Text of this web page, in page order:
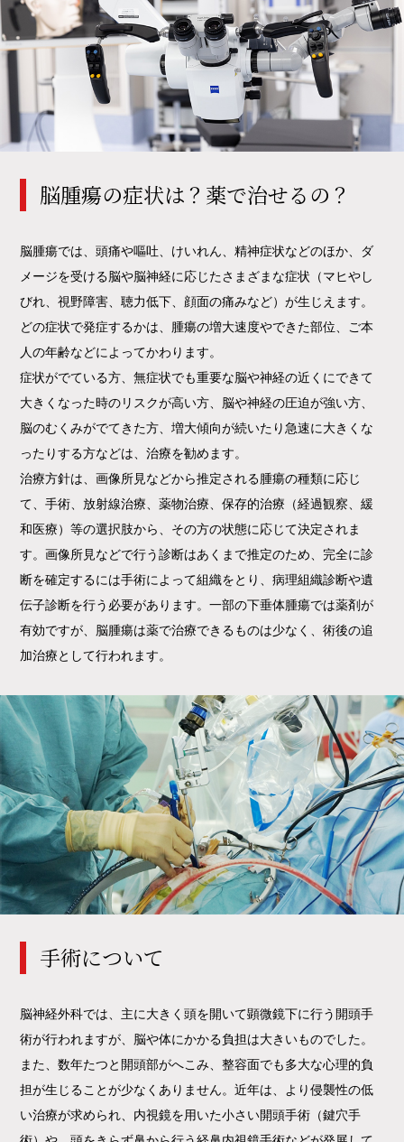
脳腫瘍の症状は？薬で治せるの？
脳腫瘍では、頭痛や嘔吐、けいれん、精神症状などのほか、ダ
メージを受ける脳や脳神経に応じたさまざまな症状（マヒやし
びれ、視野障害、聴力低下、顔面の痛みなど）が生じえます。
どの症状で発症するかは、腫瘍の増大速度やできた部位、ご本
人の年齢などによってかわります。
症状がでている方、無症状でも重要な脳や神経の近くにできて
大きくなった時のリスクが高い方、脳や神経の圧迫が強い方、
脳のむくみがでてきた方、増大傾向が続いたり急速に大きくな
ったりする方などは、治療を勧めます。
治療方針は、画像所見などから推定される腫瘍の種類に応じ
て、手術、放射線治療、薬物治療、保存的治療（経過観察、緩
和医療）等の選択肢から、その方の状態に応じて決定されま
す。画像所見などで行う診断はあくまで推定のため、完全に診
断を確定するには手術によって組織をとり、病理組織診断や遺
伝子診断を行う必要があります。一部の下垂体腫瘍では薬剤が
有効ですが、脳腫瘍は薬で治療できるものは少なく、術後の追
加治療として行われます。
手術について
脳神経外科では、主に大きく頭を開いて顕微鏡下に行う開頭手
術が行われますが、脳や体にかかる負担は大きいものでした。
また、数年たつと開頭部がへこみ、整容面でも多大な心理的負
担が生じることが少なくありません。近年は、より侵襲性の低
い治療が求められ、内視鏡を用いた小さい開頭手術（鍵穴手